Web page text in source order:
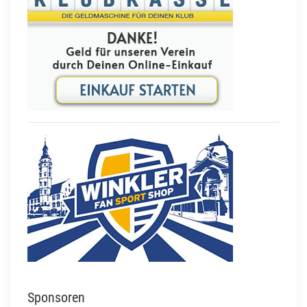
Sponsoren